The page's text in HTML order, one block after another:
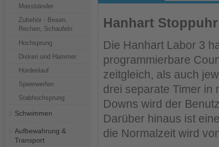
Massbänder
Zubehör - Besen,
Rechen, Schaufeln
Hochsprung
Disken und Hammer
Hürdenlauf
Speerwerfen
Stabhochsprung
Schwimmen
Aufbewahrung &
Transport
Hanhart
Die Hanhart Labor 3
programmierbare
zeitgleich, als auch
drei separate Timer in
Downs wird der
Darüber hinaus ist
die Normalzeit wird